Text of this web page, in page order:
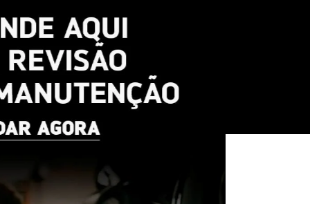
Motos em estoque na Saga